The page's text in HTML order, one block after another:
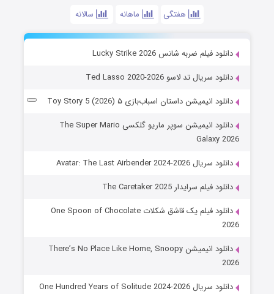
هفتگی ماهانه سالانه
دانلود فیلم ضربه شانس Lucky Strike 2026
دانلود سریال تد لاسو Ted Lasso 2020-2026
دانلود انیمیشن داستان اسباب‌بازی ۵ Toy Story 5 (2026)
دانلود انیمیشن سوپر ماریو گلکسی The Super Mario
Galaxy 2026
دانلود سریال Avatar: The Last Airbender 2024-2026
دانلود فیلم سرایدار The Caretaker 2025
دانلود فیلم یک قاشق شکلات One Spoon of Chocolate
2026
دانلود انیمیشن There’s No Place Like Home, Snoopy
2026
دانلود سریال One Hundred Years of Solitude 2024-2026